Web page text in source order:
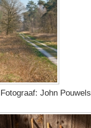
Fotograaf: John Pouwels